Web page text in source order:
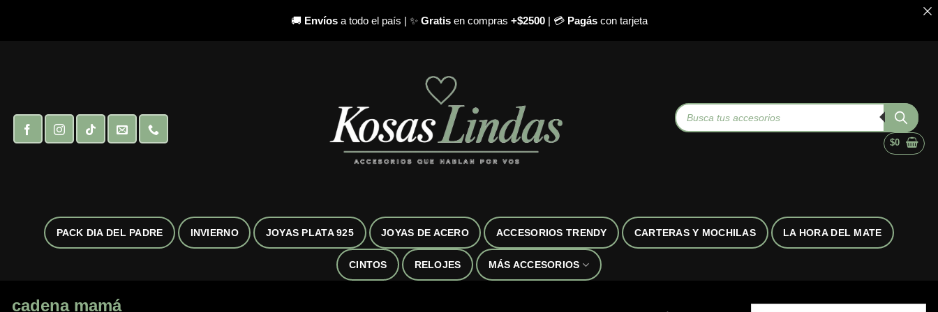
🚚 Envíosa todo el país | ✨ Gratisen compras +$2500| 💳 Pagáscon tarjeta
Búsqueda
de
productos
$0
PACK DIA DEL PADRE INVIERNO JOYAS PLATA 925 JOYAS DE ACERO ACCESORIOS TRENDY CARTERAS Y MOCHILAS LA HORA DEL MATE
CINTOS RELOJES MÁS ACCESORIOS
cadena mamá